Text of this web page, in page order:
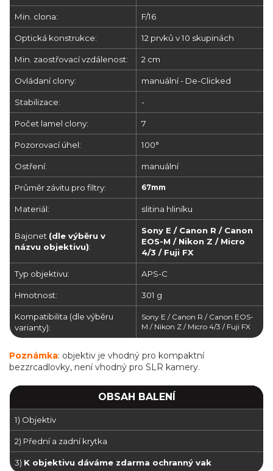
Min. clona: F/16
Optická konstrukce: 12 prvků v 10 skupinách
Min. zaostřovací vzdálenost: 2 cm
Ovládaní clony: manuální - De-Clicked
Stabilizace: -
Počet lamel clony: 7
Pozorovací úhel: 100°
Ostření: manuální
Průměr závitu pro filtry: 67mm
Materiál: slitina hliníku
Bajonet (dle výběru v
názvu objektivu):
Sony E / Canon R / Canon
EOS-M / Nikon Z / Micro
4/3 / Fuji FX
Typ objektivu: APS-C
Hmotnost: 301 g
Kompatibilita (dle výběru
varianty):
Sony E / Canon R / Canon EOS-
M / Nikon Z / Micro 4/3 / Fuji FX
Poznámka: objektiv je vhodný pro kompaktní
bezzrcadlovky, není vhodný pro SLR kamery.
OBSAH BALENÍ
1) Objektiv
2) Přední a zadní krytka
3) K objektivu dáváme zdarma ochranný vak